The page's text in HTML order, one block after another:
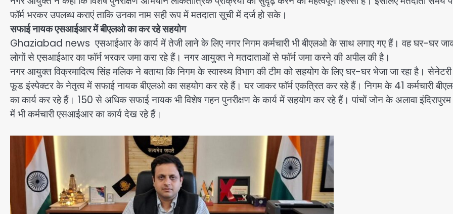
फॉर्म भरकर उपलब्ध कराएं ताकि उनका नाम सही रूप में मतदाता सूची में दर्ज हो सके।
सफाई नायक एसआईआर में बीएलओ का कर रहे सहयोग
Ghaziabad news एसआईआर के कार्य में तेजी लाने के लिए नगर निगम कर्मचारी भी बीएलओ के साथ लगाए गए हैं। वह घर-घर
लोगों से एसआईआर का फॉर्म भरकर जमा करा रहे हैं। नगर आयुक्त ने मतदाताओं से फॉर्म जमा करने की अपील की है।
नगर आयुक्त विक्रमादित्य सिंह मलिक ने बताया कि निगम के स्वास्थ्य विभाग की टीम को सहयोग के लिए घर-घर भेजा जा रहा है।
फूड इंस्पेक्टर के नेतृत्व में सफाई नायक बीएलओ का सहयोग कर रहे हैं। घर जाकर फॉर्म एकत्रित कर रहे हैं। निगम के 41 कर्मचारी
का कार्य कर रहे हैं। 150 से अधिक सफाई नायक भी विशेष गहन पुनरीक्षण के कार्य में सहयोग कर रहे हैं। पांचों जोन के अलावा इंदिरापुरम
में भी कर्मचारी एसआईआर का कार्य देख रहे हैं।